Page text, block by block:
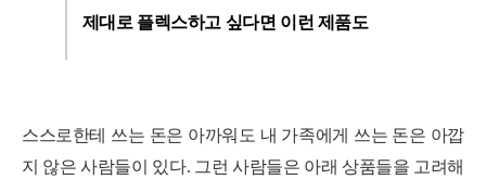
제대로 플렉스하고 싶다면 이런 제품도
스스로한테 쓰는 돈은 아까워도 내 가족에게 쓰는 돈은 아깝
지 않은 사람들이 있다. 그런 사람들은 아래 상품들을 고려해